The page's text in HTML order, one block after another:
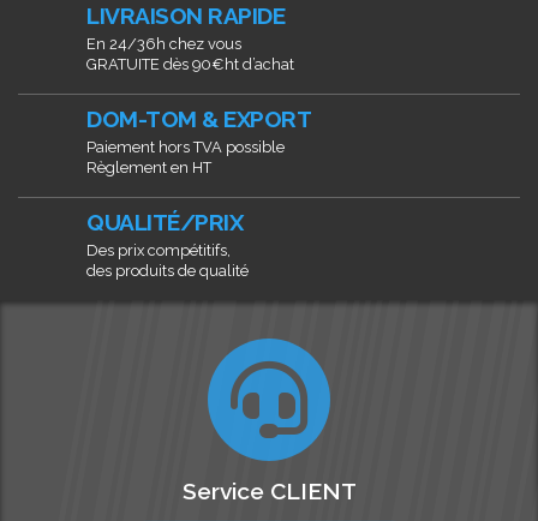
LIVRAISON RAPIDE
En 24/36h chez vous
GRATUITE dès 90€ht d’achat
DOM-TOM & EXPORT
Paiement hors TVA possible
Règlement en HT
QUALITÉ/PRIX
Des prix compétitifs,
des produits de qualité
Service CLIENT